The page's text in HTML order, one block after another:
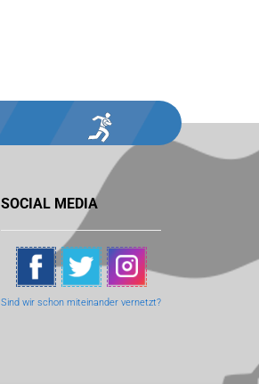
SOCIAL MEDIA
Sind wir schon miteinander vernetzt?